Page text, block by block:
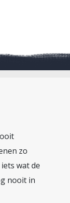
zo
wat de
nooit in